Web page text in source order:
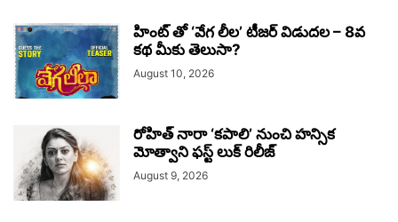
హింట్ తో ‘వేగ లీల’ టీజర్ విడుదల – 8వ
కథ మీకు తెలుసా?
August 10, 2026
రోహిత్ నారా ‘కపాలి’ నుంచి హన్సిక
మోత్వాని ఫస్ట్ లుక్ రిలీజ్
August 9, 2026